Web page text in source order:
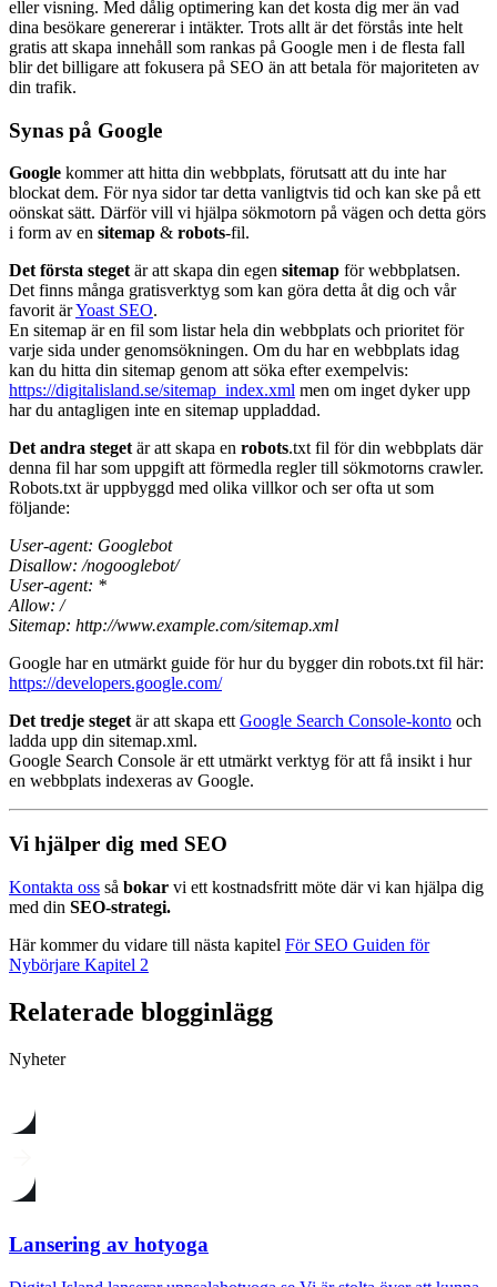
eller visning. Med dålig optimering kan det kosta dig mer än vad
dina besökare genererar i intäkter. Trots allt är det förstås inte helt
gratis att skapa innehåll som rankas på Google men i de flesta fall
blir det billigare att fokusera på SEO än att betala för majoriteten av
din trafik.
Synas på Google
Google kommer att hitta din webbplats, förutsatt att du inte har
blockat dem. För nya sidor tar detta vanligtvis tid och kan ske på ett
oönskat sätt. Därför vill vi hjälpa sökmotorn på vägen och detta görs
i form av en sitemap & robots-fil.
Det första steget är att skapa din egen sitemap för webbplatsen.
Det finns många gratisverktyg som kan göra detta åt dig och vår
favorit ärYoast SEO.
En sitemap är en fil som listar hela din webbplats och prioritet för
varje sida under genomsökningen. Om du har en webbplats idag
kan du hitta din sitemap genom att söka efter exempelvis:
https://digitalisland.se/sitemap_index.xml men om inget dyker upp
har du antagligen inte en sitemap uppladdad.
Det andra steget är att skapa en robots.txt fil för din webbplats där
denna fil har som uppgift att förmedla regler till sökmotorns crawler.
Robots.txt är uppbyggd med olika villkor och ser ofta ut som
följande:
User-agent: Googlebot
Disallow: /nogooglebot/
User-agent: *
Allow: /
Sitemap: http://www.example.com/sitemap.xml
Google har en utmärkt guide för hur du bygger din robots.txt fil här:
https://developers.google.com/
Det tredje steget är att skapa ett Google Search Console-konto och
ladda upp din sitemap.xml.
Google Search Console är ett utmärkt verktyg för att få insikt i hur
en webbplats indexeras av Google.
Vi hjälper dig med SEO
Kontakta oss så bokar vi ett kostnadsfritt möte där vi kan hjälpa dig
med din SEO-strategi.
Här kommer du vidare till nästa kapitel För SEO Guiden för
Nybörjare Kapitel 2
Relaterade blogginlägg
Nyheter
Lansering av hotyoga